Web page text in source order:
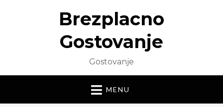
Brezplacno
Gostovanje
Gostovanje
MENU